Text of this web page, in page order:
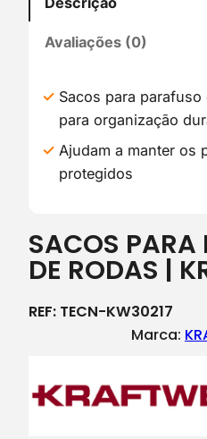
Avaliações (0)
Sacos para
para organização
Ajudam a manter os
protegidos
SACOS PARA
DE RODAS |
REF: TECN-KW30217
Marca: